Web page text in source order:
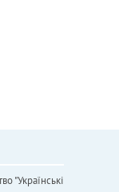
"Українськi